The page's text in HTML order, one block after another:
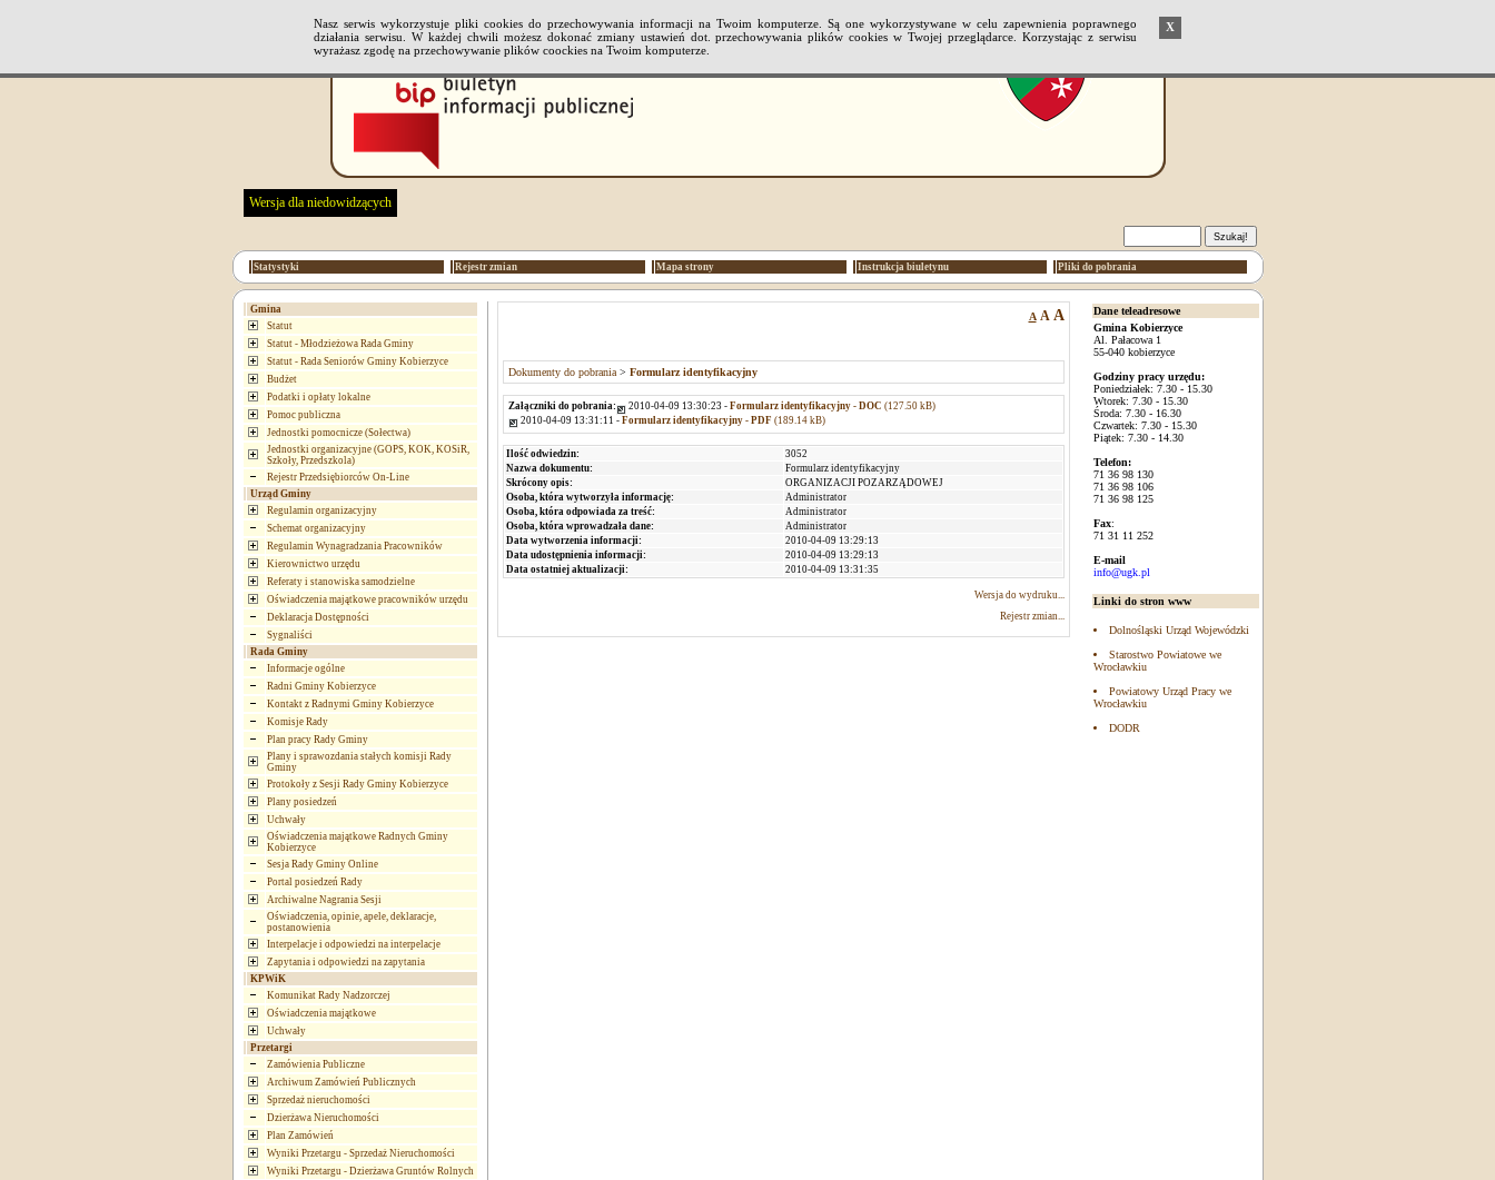
Nasz serwis wykorzystuje pliki cookies do przechowywania informacji na Twoim komputerze. Są one wykorzystywane w celu zapewnienia poprawnego
działania serwisu. W każdej chwili możesz dokonać zmiany ustawień dot. przechowywania plików cookies w Twojej przeglądarce. Korzystając z serwisu
wyrażasz zgodę na przechowywanie plików coockies na Twoim komputerze.
X
Wersja dla niedowidzących
Statystyki Rejestr zmian Mapa strony Instrukcja biuletynu Pliki do pobrania
Gmina
Statut
Statut - Młodzieżowa Rada Gminy
Statut - Rada Seniorów Gminy Kobierzyce
Budżet
Podatki i opłaty lokalne
Pomoc publiczna
Jednostki pomocnicze (Sołectwa)
Jednostki organizacyjne (GOPS, KOK, KOSiR,
Szkoły, Przedszkola)
Rejestr Przedsiębiorców On-Line
Urząd Gminy
Regulamin organizacyjny
Schemat organizacyjny
Regulamin Wynagradzania Pracowników
Kierownictwo urzędu
Referaty i stanowiska samodzielne
Oświadczenia majątkowe pracowników urzędu
Deklaracja Dostępności
Sygnaliści
Rada Gminy
Informacje ogólne
Radni Gminy Kobierzyce
Kontakt z Radnymi Gminy Kobierzyce
Komisje Rady
Plan pracy Rady Gminy
Plany i sprawozdania stałych komisji Rady
Gminy
Protokoły z Sesji Rady Gminy Kobierzyce
Plany posiedzeń
Uchwały
Oświadczenia majątkowe Radnych Gminy
Kobierzyce
Sesja Rady Gminy Online
Portal posiedzeń Rady
Archiwalne Nagrania Sesji
Oświadczenia, opinie, apele, deklaracje,
postanowienia
Interpelacje i odpowiedzi na interpelacje
Zapytania i odpowiedzi na zapytania
KPWiK
Komunikat Rady Nadzorczej
Oświadczenia majątkowe
Uchwały
Przetargi
Zamówienia Publiczne
Archiwum Zamówień Publicznych
Sprzedaż nieruchomości
Dzierżawa Nieruchomości
Plan Zamówień
Wyniki Przetargu - Sprzedaż Nieruchomości
Wyniki Przetargu - Dzierżawa Gruntów Rolnych
A A A
Dokumenty do pobrania> Formularz identyfikacyjny
Załączniki do pobrania: 2010-04-09 13:30:23 - Formularz identyfikacyjny - DOC (127.50 kB)
2010-04-09 13:31:11 - Formularz identyfikacyjny - PDF (189.14 kB)
Ilość odwiedzin:
3052
Nazwa dokumentu:
Formularz identyfikacyjny
Skrócony opis:
ORGANIZACJI POZARZĄDOWEJ
Osoba, która wytworzyła informację:
Administrator
Osoba, która odpowiada za treść:
Administrator
Osoba, która wprowadzała dane:
Administrator
Data wytworzenia informacji:
2010-04-09 13:29:13
Data udostępnienia informacji:
2010-04-09 13:29:13
Data ostatniej aktualizacji:
2010-04-09 13:31:35
Wersja do wydruku...
Rejestr zmian...
Dane teleadresowe
Gmina Kobierzyce
Al. Pałacowa 1
55-040 kobierzyce
Godziny pracy urzędu:
Poniedziałek: 7.30 - 15.30
Wtorek: 7.30 - 15.30
Środa: 7.30 - 16.30
Czwartek: 7.30 - 15.30
Piątek: 7.30 - 14.30
Telefon:
71 36 98 130
71 36 98 106
71 36 98 125
Fax:
71 31 11 252
E-mail
info@ugk.pl
Linki do stron www
Dolnośląski Urząd Wojewódzki
Starostwo Powiatowe we
Wrocławkiu
Powiatowy Urząd Pracy we
Wrocławkiu
DODR